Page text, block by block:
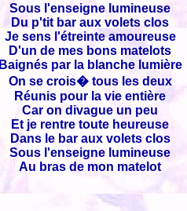
Sous l'enseigne lumineuse
Du p'tit bar aux volets clos
Je sens l'étreinte amoureuse
D'un de mes bons matelots
Baignés par la blanche lumière
On se crois� tous les deux
Réunis pour la vie entière
Car on divague un peu
Et je rentre toute heureuse
Dans le bar aux volets clos
Sous l'enseigne lumineuse
Au bras de mon matelot